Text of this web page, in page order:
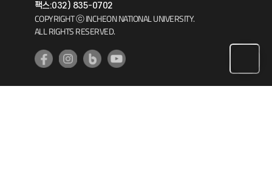
기초교육원
팩스:032) 835-0702
COPYRIGHT ⓒ INCHEON NATIONAL UNIVERSITY.
ALL RIGHTS RESERVED.